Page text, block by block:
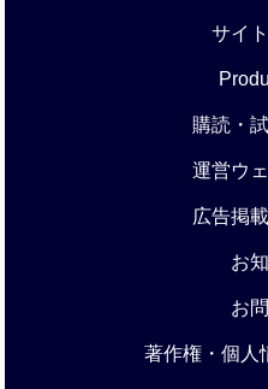
サイ
購読・
運営ウ
広告掲
お
お
著作権・個人